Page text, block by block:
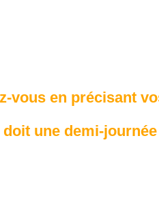
vous en précisant
une demi-